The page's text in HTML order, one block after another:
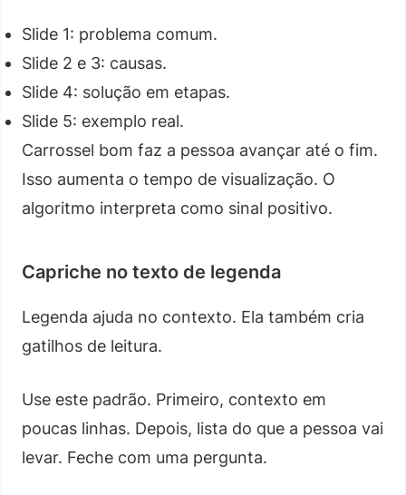
Slide 1: problema comum.
Slide 2 e 3: causas.
Slide 4: solução em etapas.
Slide 5: exemplo real.
Carrossel bom faz a pessoa avançar até o fim.
Isso aumenta o tempo de visualização. O
algoritmo interpreta como sinal positivo.
Capriche no texto de legenda
Legenda ajuda no contexto. Ela também cria
gatilhos de leitura.
Use este padrão. Primeiro, contexto em
poucas linhas. Depois, lista do que a pessoa vai
levar. Feche com uma pergunta.